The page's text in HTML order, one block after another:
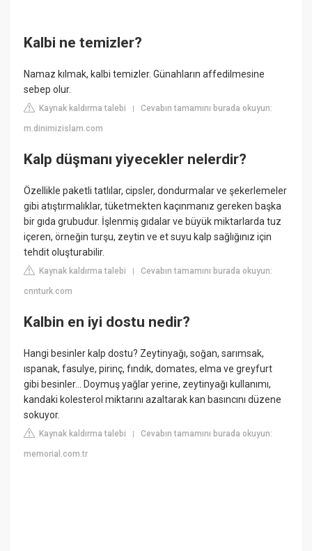
Kalbi ne temizler?
Namaz kılmak, kalbi temizler. Günahların affedilmesine
sebep olur.
Kaynak kaldırma talebi |Cevabın tamamını burada okuyun:
m.dinimizislam.com
Kalp düşmanı yiyecekler nelerdir?
Özellikle paketli tatlılar, cipsler, dondurmalar ve şekerlemeler
gibi atıştırmalıklar, tüketmekten kaçınmanız gereken başka
bir gıda grubudur. İşlenmiş gıdalar ve büyük miktarlarda tuz
içeren, örneğin turşu, zeytin ve et suyu kalp sağlığınız için
tehdit oluşturabilir.
Kaynak kaldırma talebi |Cevabın tamamını burada okuyun:
cnnturk.com
Kalbin en iyi dostu nedir?
Hangi besinler kalp dostu? Zeytinyağı, soğan, sarımsak,
ıspanak, fasulye, pirinç, fındık, domates, elma ve greyfurt
gibi besinler… Doymuş yağlar yerine, zeytinyağı kullanımı,
kandaki kolesterol miktarını azaltarak kan basıncını düzene
sokuyor.
Kaynak kaldırma talebi |Cevabın tamamını burada okuyun:
memorial.com.tr